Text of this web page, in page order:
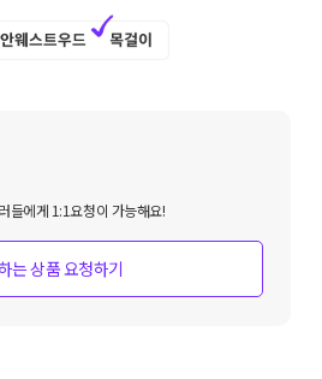
들에게 1:1요청이 가능해요!
는 상품 요청하기